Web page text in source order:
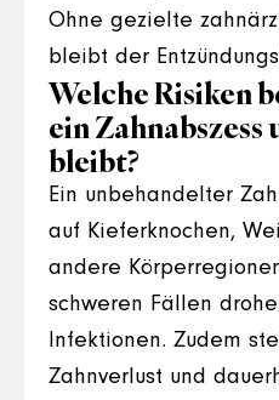
Ohne gezielte
bleibt der
Welche Risiken
ein
bleibt?
Ein unbehandelter
auf Kieferknochen,
andere
schweren Fällen
Infektionen. Zudem
Zahnverlust und